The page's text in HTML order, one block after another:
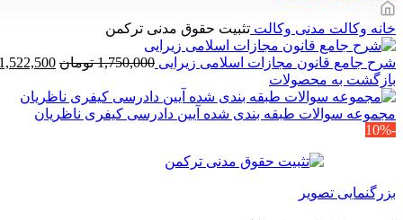
خانه وکالت مدنی وکالت تثبیت حقوق مدنی ترکمن
شرح جامع قانون مجازات اسلامی زیرایی 1,750,000 تومان قیمت
بود.
1,522,500
بازگشت به محصولات
مجموعه سوالات طبقه بندی شده آیین دادرسی کیفری ناظریان
-10%
بزرگنمایی تصویر